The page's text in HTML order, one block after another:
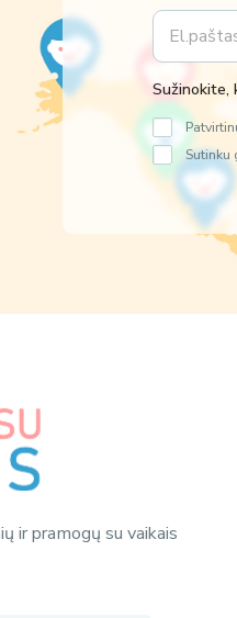
E
a
i
l
*
Sužinokite,
ir pramogų su vaikais